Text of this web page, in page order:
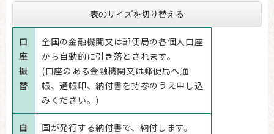
表のサイズを切り替える
口
座
振
替
全国の金融機関又は郵便局の各個人口座
から自動的に引き落とされます。
(口座のある金融機関又は郵便局へ通
帳、通帳印、納付書を持参のうえ申し込
みください。)
自
国が発行する納付書で、納付します。